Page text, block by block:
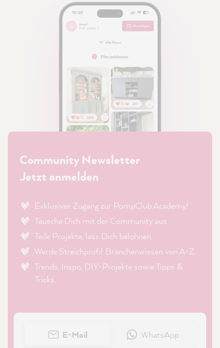
Community Newsletter
Jetzt anmelden
Exklusiver Zugang zur PompClub Academy!
Tausche Dich mit der Community aus.
Teile Projekte, lass Dich belohnen.
Werde Streichprofi! Branchenwissen von A-Z.
Trends, Inspo, DIY-Projekte sowie Tipps &
Tricks.
E-Mail WhatsApp